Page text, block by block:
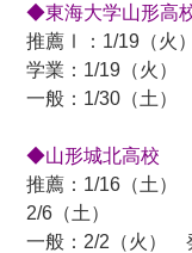
◆東海大学山形高
推薦Ⅰ：1/19（火
学業：1/19（火）
一般：1/30（土）
◆山形城北高校
推薦：1/16（土
2/6（土）
一般：2/2（火）